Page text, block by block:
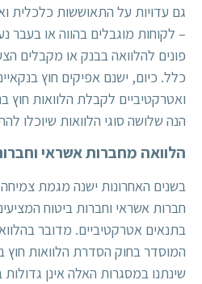
גם עדויות על התאוששות כלכלית
– לקוחות מוגבלים בהווה או בעבר
פונים להלוואה בבנק או מקבלים
כלל. כיום, ישנם אפיקים חוץ
ואטרקטיביים לקבלת הלוואות חוץ
הנה שלושה סוגי הלוואות שיוכלו
הלוואה מחברות אשראי
בשנים האחרונות ישנה מגמת צמיחה
חברות אשראי וחברות ביטוח
בתנאים אטרקטיביים. מדובר
המוסדר בחוק הסדרת הלוואות חוץ
שינתנו במסגרות האלה אינן